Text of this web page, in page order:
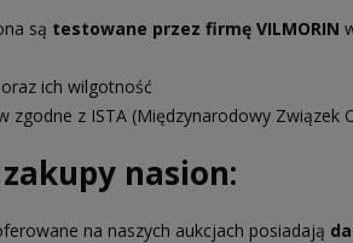
są testowane przez firmę VILMORIN
ich wilgotność
zgodne z ISTA (Międzynarodowy Związek
nasion:
na naszych aukcjach posiadają